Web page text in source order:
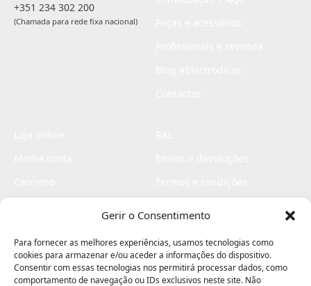
Gerir o Consentimento
Para fornecer as melhores experiências, usamos tecnologias como
cookies para armazenar e/ou aceder a informações do dispositivo.
Consentir com essas tecnologias nos permitirá processar dados, como
comportamento de navegação ou IDs exclusivos neste site. Não
+351 234 302 200
(Chamada para rede fixa nacional)
Livro de elogios